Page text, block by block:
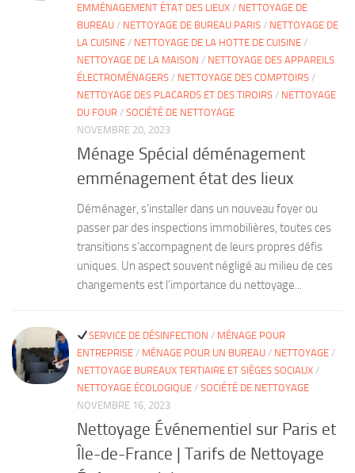
EMMÉNAGEMENT ÉTAT DES LIEUX / NETTOYAGE DE
BUREAU / NETTOYAGE DE BUREAU PARIS / NETTOYAGE DE
LA CUISINE / NETTOYAGE DE LA HOTTE DE CUISINE /
NETTOYAGE DE LA MAISON / NETTOYAGE DES APPAREILS
ÉLECTROMÉNAGERS / NETTOYAGE DES COMPTOIRS /
NETTOYAGE DES PLACARDS ET DES TIROIRS / NETTOYAGE
DU FOUR / SOCIÉTÉ DE NETTOYAGE
NOVEMBRE 20, 2023
Ménage Spécial déménagement
emménagement état des lieux
Déménager, s’installer dans un nouveau foyer ou
passer par des inspections immobilières, toutes ces
transitions s’accompagnent de leurs propres défis
uniques. Un aspect souvent négligé au milieu de ces
changements est l’importance du nettoyage...
SERVICE DE DÉSINFECTION / MÉNAGE POUR
ENTREPRISE / MÉNAGE POUR UN BUREAU / NETTOYAGE /
NETTOYAGE BUREAUX TERTIAIRE ET SIÈGES SOCIAUX /
NETTOYAGE ÉCOLOGIQUE / SOCIÉTÉ DE NETTOYAGE
NOVEMBRE 16, 2023
Nettoyage Événementiel sur Paris et
Île-de-France | Tarifs de Nettoyage